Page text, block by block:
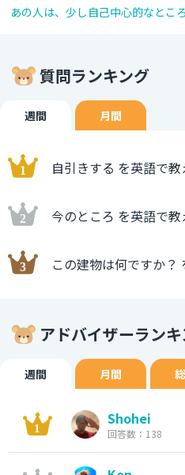
あの人は、少し自己中心的なとこ
質問ランキング
週間 月間
自引きする を英語で教
今のところ を英語で教
この建物は何ですか？
アドバイザーラン
週間 月間
Shohei
回答数：138